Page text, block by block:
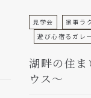
見学会 家事ラ
遊び心宿るガレ
湖畔の住
ウス～